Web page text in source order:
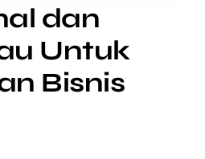
dan
Untuk
Bisnis